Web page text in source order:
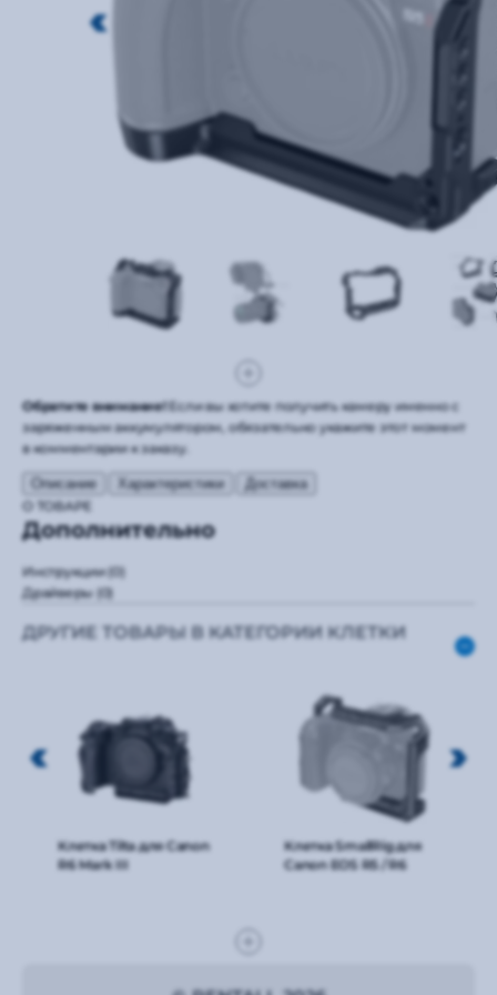
Обратите внимание!Если вы хотите получить камеру именно с
заряженным аккумулятором, обязательно укажите этот момент
в комментарии к заказу.
Описание Характеристики
Доставка
О ТОВАРЕ
Дополнительно
Инструкции(0)
Драйверы (0)
ДРУГИЕ ТОВАРЫ В КАТЕГОРИИ КЛЕТКИ
Клетка Tilta для Canon
R6 Mark III
Клетка SmallRig для
Canon EOS R5 / R6